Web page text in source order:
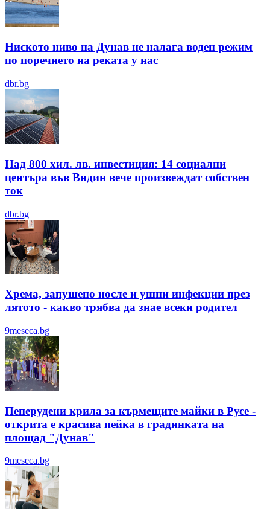
Ниското ниво на Дунав не налага воден режим
по поречието на реката у нас
dbr.bg
Над 800 хил. лв. инвестиция: 14 социални
центъра във Видин вече произвеждат собствен
ток
dbr.bg
Хрема, запушено носле и ушни инфекции през
лятотo - какво трябва да знае всеки родител
9meseca.bg
Пеперудени крила за кърмещите майки в Русе -
открита е красива пейка в градинката на
площад "Дунав"
9meseca.bg